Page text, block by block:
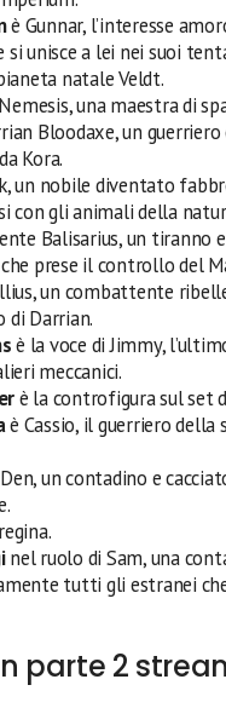
è Gunnar, l’interesse
si unisce a lei nei suoi
natale Veldt.
una maestra di
Bloodaxe, un
Kora.
un nobile diventato
con gli animali della
Balisarius, un tiranno
prese il controllo del
un combattente
Darrian.
è la voce di Jimmy,
meccanici.
è la controfigura sul set
è Cassio, il guerriero della
un contadino e
nel ruolo di Sam, una
tutti gli estranei
parte 2